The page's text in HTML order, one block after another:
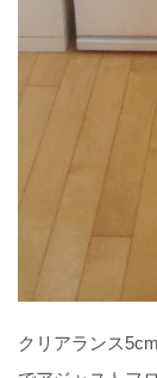
クリアランス